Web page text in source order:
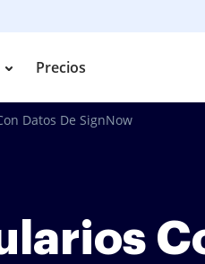
Precios
Datos De SignNow